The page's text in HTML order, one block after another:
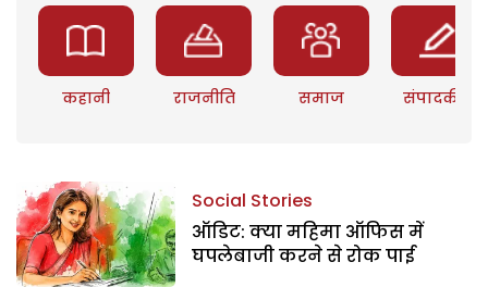
कहानी राजनीति समाज संपादकीय
Social Stories
ऑडिट: क्या महिमा ऑफिस में
घपलेबाजी करने से रोक पाई